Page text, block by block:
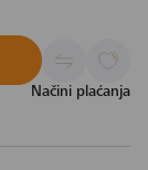
Načini plaćanja